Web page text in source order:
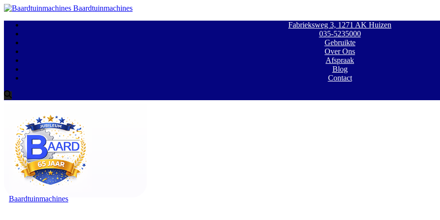
Baardtuinmachines
Fabrieksweg 3, 1271 AK Huizen
035-5235000
Gebruikte
Over Ons
Afspraak
Blog
Contact
Baardtuinmachines